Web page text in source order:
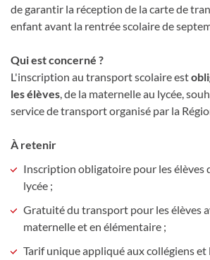
de garantir la réception de la carte de
enfant avant la rentrée scolaire de
Qui est concerné ?
L'inscription au transport scolaire est
les élèves, de la maternelle au lycée,
service de transport organisé par la
À retenir
Inscription obligatoire pour les élèves
lycée ;
Gratuité du transport pour les élèves
maternelle et en élémentaire ;
Tarif unique appliqué aux collégiens